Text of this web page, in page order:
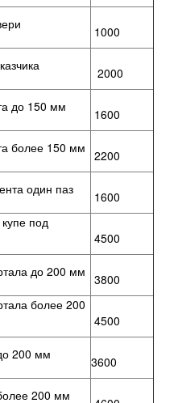
1000
2000
до 150 мм 1600
более 150 мм 2200
один паз
1600
под
4500
до 200 мм 3800
более 200
4500
200 мм 3600
200 мм